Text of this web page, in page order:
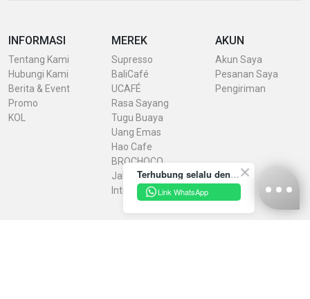
INFORMASI
Tentang Kami
Hubungi Kami
Berita & Event
Promo
KOL
MEREK
Supresso
BaliCafé
UCAFÉ
Rasa Sayang
Tugu Buaya
Uang Emas
Hao Cafe
BROCHOCO
Jaheku
IntiRasa
AKUN
Akun Saya
Pesanan Saya
Pengiriman
Terhubung selalu dengan INDRACO Store melalui akun resmi kami yuk!
Link WhatsApp